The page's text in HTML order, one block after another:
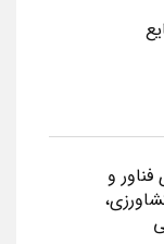
و